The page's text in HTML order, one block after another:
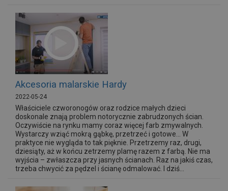
Akcesoria malarskie Hardy
2022-05-24
Właściciele czworonogów oraz rodzice małych dzieci
doskonale znają problem notorycznie zabrudzonych ścian.
Oczywiście na rynku mamy coraz więcej farb zmywalnych.
Wystarczy wziąć mokrą gąbkę, przetrzeć i gotowe… W
praktyce nie wygląda to tak pięknie. Przetrzemy raz, drugi,
dziesiąty, aż w końcu zetrzemy plamę razem z farbą. Nie ma
wyjścia – zwłaszcza przy jasnych ścianach. Raz na jakiś czas,
trzeba chwycić za pędzel i ścianę odmalować. I dziś...